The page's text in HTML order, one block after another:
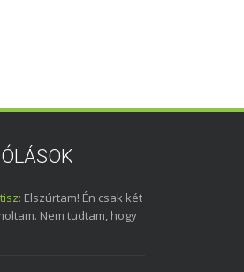
Elszúrtam! Én csak két
Nem tudtam, hogy